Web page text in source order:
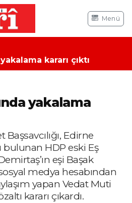
Menü
kararı çıktı
yakalama
Edirne
bulunan HDP eski Eş
eşi Başak
medya hesabından
yapan Vedat Muti
kararı çıkardı.